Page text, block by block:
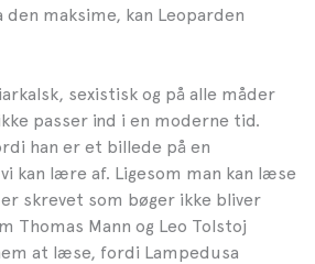
maksime, kan Leoparden
sexistisk og på alle måder
passer ind i en moderne tid.
han er et billede på en
kan lære af. Ligesom man kan læse
skrevet som bøger ikke bliver
Thomas Mann og Leo Tolstoj
at læse, fordi Lampedusa